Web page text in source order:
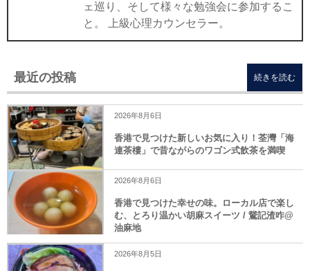
ェ巡り、そして様々な勉強会に参加するこ
と。 上級心理カウンセラー。
最近の投稿
2026年8月6日
香港で見つけた新しいお気に入り！荃灣「海
連茶樓」で昔ながらのワゴン式飲茶を満喫
2026年8月6日
香港で見つけた幸せの味。ローカル店で楽し
む、とろり温かい胡麻スイーツ / 鵞記渣咋@
油麻地
2026年8月5日
続きを読む